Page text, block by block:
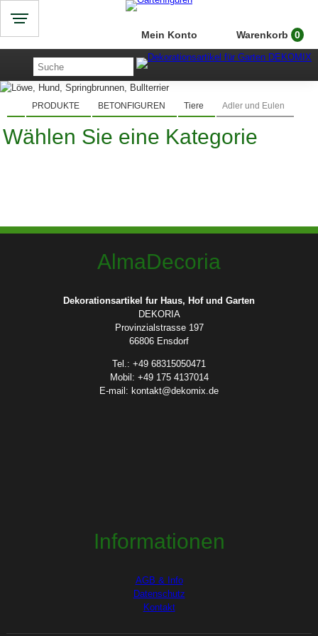
Warenkorb 0
Mein Konto
PRODUKTE BETONFIGUREN Tiere Adler und Eulen
Wählen Sie eine Kategorie
AlmaDecoria
Dekorationsartikel fur Haus, Hof und Garten
DEKORIA
Provinzialstrasse 197
66806 Ensdorf
Tel.: +49 68315050471
Mobil: +49 175 4137014
E-mail: kontakt@dekomix.de
Informationen
AGB & Info
Datenschutz
Kontakt